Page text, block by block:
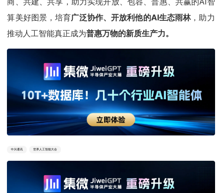
算美好图景，培育广泛协作、开放利他的AI生态雨林，助力
推动人工智能真正成为普惠万物的新质生产力。
中兴通讯 世界人工智能大会